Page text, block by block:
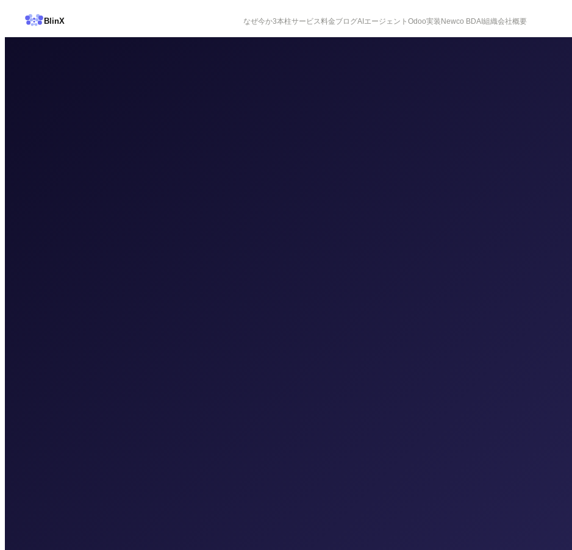
BlinX なぜ今か3本柱サービス料金ブログAIエージェント Odoo実装Newco BDAI組織会社概要